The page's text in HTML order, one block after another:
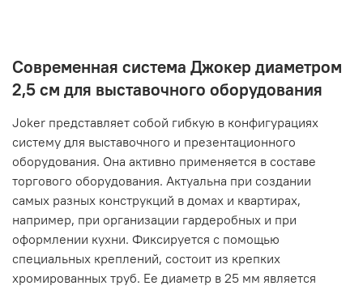
Современная система Джокер диаметром
2,5 см для выставочного оборудования
Joker представляет собой гибкую в конфигурациях
систему для выставочного и презентационного
оборудования. Она активно применяется в составе
торгового оборудования. Актуальна при создании
самых разных конструкций в домах и квартирах,
например, при организации гардеробных и при
оформлении кухни. Фиксируется с помощью
специальных креплений, состоит из крепких
хромированных труб. Ее диаметр в 25 мм является